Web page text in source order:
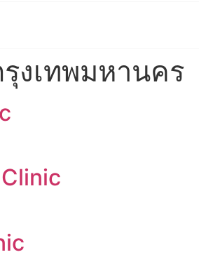
งเทพมหานคร